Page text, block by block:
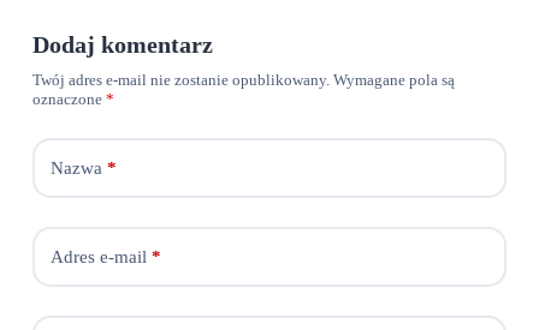
Dodaj komentarz
Twój adres e-mail nie zostanie opublikowany. Wymagane pola są
oznaczone *
Nazwa *
Adres e-mail *